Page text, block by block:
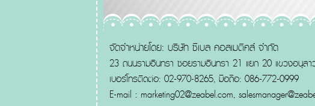
จัดจำหน่ายโดย: บริษัท ซีเบล คอสเมติคส์ จำกัด
23 ถนนรามอินทรา ซอยรามอินทรา 21 แยก 20 แขวงอนุสา
เบอร์โทรติดต่อ: 02-970-8265, มือถือ: 086-772-0999
E-mail : marketing02@zeabel.com,